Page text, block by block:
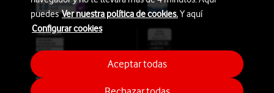
puedesVer nuestra política de cookies.Y aquí
Configurar cookies
Aceptar todas